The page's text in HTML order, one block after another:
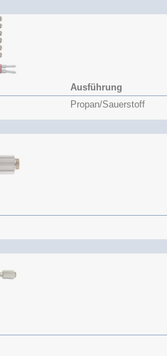
Ausführung
Propan/Sauerstoff